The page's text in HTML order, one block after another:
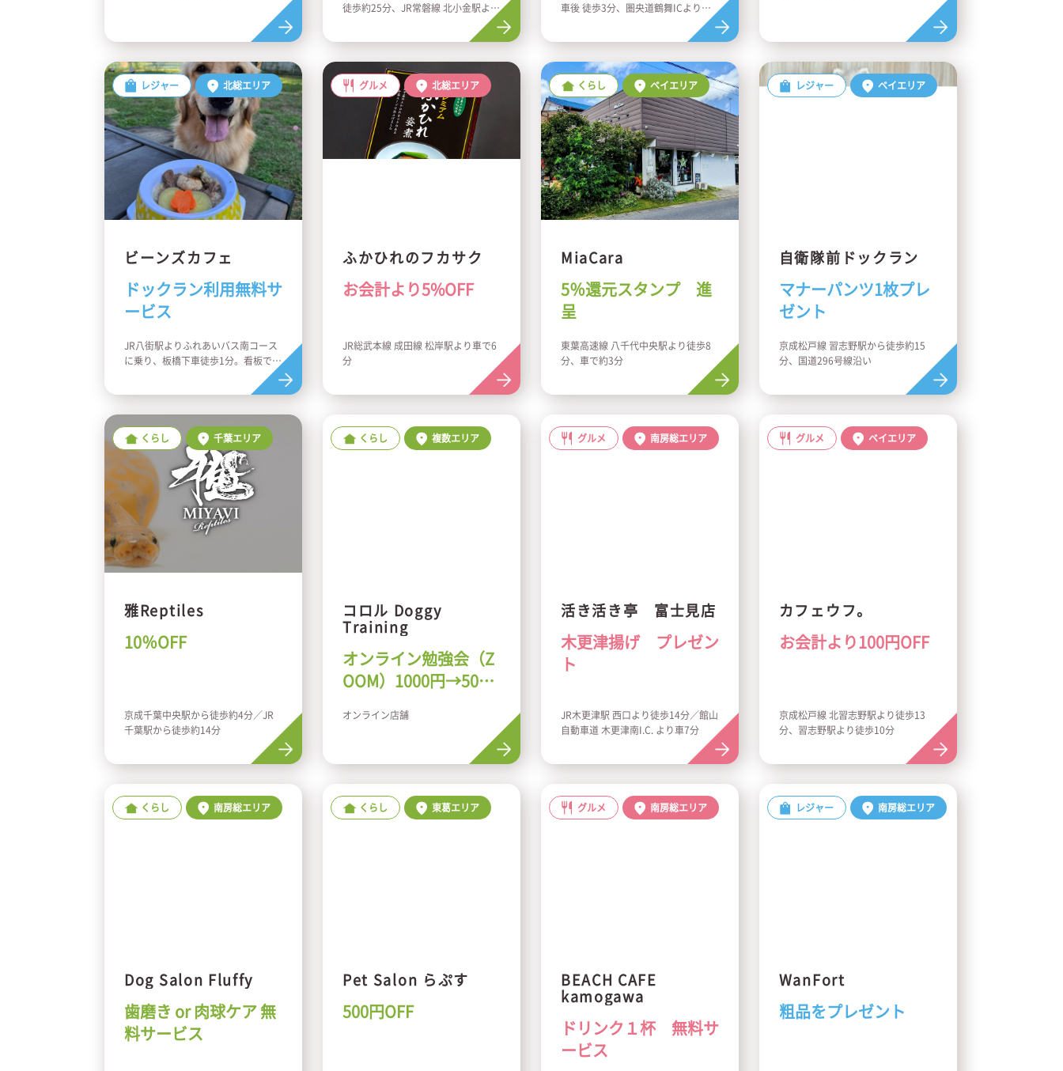
徒歩約25分、JR常磐線 北小金駅より
車後 徒歩3分、圏央道鶴舞ICより車
で約40分／館山道市原ICより約70分
レジャー 北総エリア
ビーンズカフェ
ドックラン利用無料サ
ービス
JR八街駅よりふれあいバス南コース
に乗り、板橋下車徒歩1分。看板で左
グルメ 北総エリア
ふかひれのフカサク
お会計より5%OFF
JR総武本線 成田線 松岸駅より車で6
分
くらし ベイエリア
MiaCara
5％還元スタンプ 進
呈
東葉高速線 八千代中央駅より徒歩8
分、車で約3分
レジャー ベイエリア
自衛隊前ドックラン
マナーパンツ1枚プレ
ゼント
京成松戸線 習志野駅から徒歩約15
分、国道296号線沿い
くらし 千葉エリア
雅Reptiles
10％OFF
京成千葉中央駅から徒歩約4分／JR
千葉駅から徒歩約14分
くらし 複数エリア
コロル Doggy
Training
オンライン勉強会（Z
OOM）1000円→500
オンライン店舗
グルメ 南房総エリア
活き活き亭 富士見店
木更津揚げ プレゼン
ト
JR木更津駅 西口より徒歩14分／館山
自動車道 木更津南I.C. より車7分
グルメ ベイエリア
カフェウフ。
お会計より100円OFF
京成松戸線 北習志野駅より徒歩13
分、習志野駅より徒歩10分
くらし 南房総エリア
Dog Salon Fluffy
歯磨き or 肉球ケア 無
料サービス
くらし 東葛エリア
Pet Salon らぷす
500円OFF
グルメ 南房総エリア
BEACH CAFE
kamogawa
ドリンク１杯 無料サ
ービス
レジャー 南房総エリア
WanFort
粗品をプレゼント